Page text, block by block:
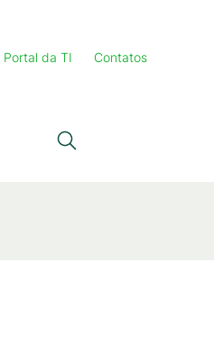
Portal da TI Contatos